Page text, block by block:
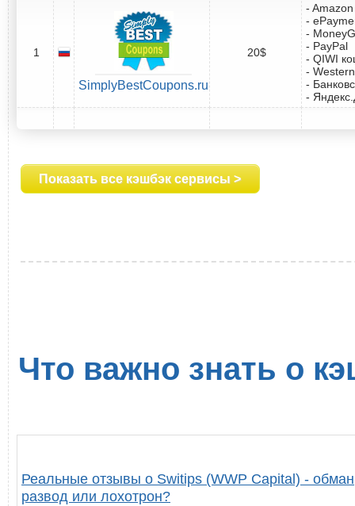
1
SimplyBestCoupons.ru
20$
-
-
-
- PayPal
- QIWI
-
-
-
Показать все кэшбэк сервисы >
Что важно знать о
Реальные отзывы о Switips (WWP Capital) -
развод или лохотрон?